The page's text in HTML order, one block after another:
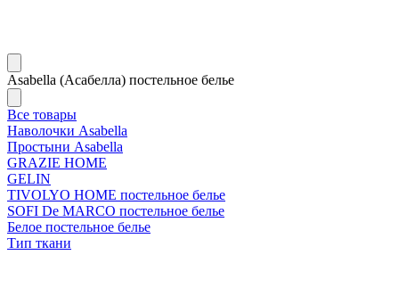
Asabella (Асабелла) постельное белье
Все товары
Наволочки Asabella
Простыни Asabella
GRAZIE HOME
GELIN
TIVOLYO HOME постельное белье
SOFI De MARCO постельное белье
Белое постельное белье
Тип ткани